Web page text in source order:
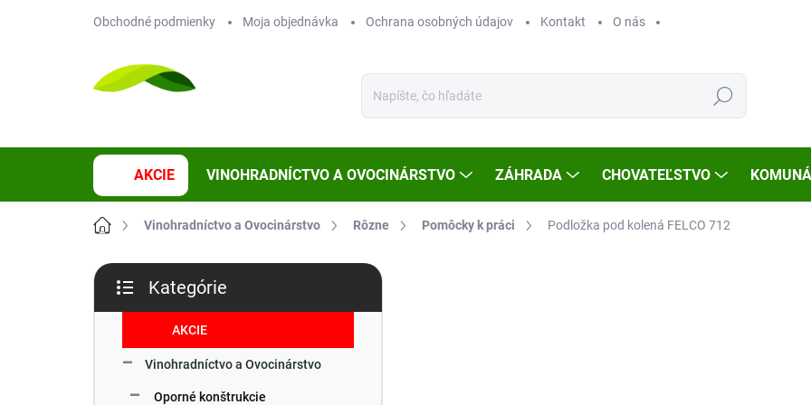
Obchodné podmienky Moja objednávka Ochrana osobných údajov Kontakt O nás
Hľadať
AKCIE VINOHRADNÍCTVO A OVOCINÁRSTVO ZÁHRADA CHOVATEĽSTVO
DomovVinohradníctvo a Ovocinárstvo Rôzne Pomôcky k práci Podložka pod kolená FELCO 712
B
č
kategórie
Kategórie
AKCIE
Vinohradníctvo a Ovocinárstvo
Oporné konštrukcie